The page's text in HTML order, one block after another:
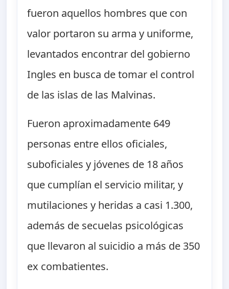
fueron aquellos hombres que con
valor portaron su arma y uniforme,
levantados encontrar del gobierno
Ingles en busca de tomar el control
de las islas de las Malvinas.
Fueron aproximadamente 649
personas entre ellos oficiales,
suboficiales y jóvenes de 18 años
que cumplían el servicio militar, y
mutilaciones y heridas a casi 1.300,
además de secuelas psicológicas
que llevaron al suicidio a más de 350
ex combatientes.